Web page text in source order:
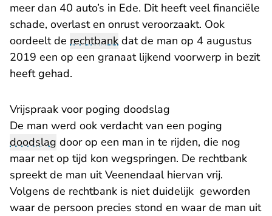
meer dan 40 auto’s in Ede. Dit heeft veel financiële
schade, overlast en onrust veroorzaakt. Ook
oordeelt de rechtbank dat de man op 4 augustus
2019 een op een granaat lijkend voorwerp in bezit
heeft gehad.
Vrijspraak voor poging doodslag
De man werd ook verdacht van een poging
doodslag door op een man in te rijden, die nog
maar net op tijd kon wegspringen. De rechtbank
spreekt de man uit Veenendaal hiervan vrij.
Volgens de rechtbank is niet duidelijk geworden
waar de persoon precies stond en waar de man uit